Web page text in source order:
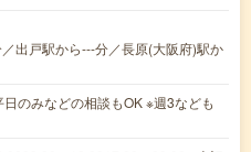
出戸駅から---分／長原(大阪府)駅か
のみなどの相談もOK ※週3なども